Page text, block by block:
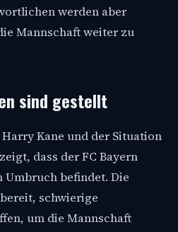
werden aber
Mannschaft weiter zu
sind gestellt
Kane und der Situation
dass der FC Bayern
befindet. Die
schwierige
um die Mannschaft